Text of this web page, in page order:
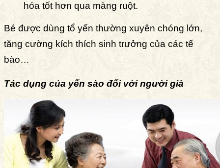
hóa tốt hơn qua màng ruột.
Bé được dùng tổ yến thường xuyên chóng lớn,
tăng cường kích thích sinh trưởng của các tế
bào…
Tác dụng của yến sào đối với người già